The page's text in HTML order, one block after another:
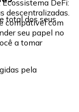
DeFi:
descentralizadas.
compatível com
seu papel no
a tomar
total dos seus
pela